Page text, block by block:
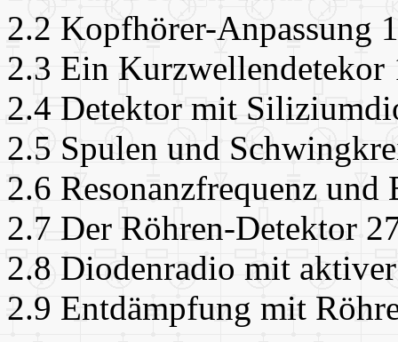
2.2 Kopfhörer-Anpassung
2.3 Ein Kurzwellendetekor
2.4 Detektor mit
2.5 Spulen und
2.6 Resonanzfrequenz und
2.7 Der Röhren-Detektor
2.8 Diodenradio mit
2.9 Entdämpfung mit